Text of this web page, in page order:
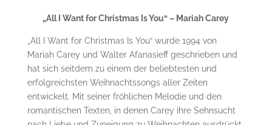
„All I Want for Christmas Is You“ – Mariah Carey
„All I Want for Christmas Is You“ wurde 1994 von
Mariah Carey und Walter Afanasieff geschrieben und
hat sich seitdem zu einem der beliebtesten und
erfolgreichsten Weihnachtssongs aller Zeiten
entwickelt. Mit seiner fröhlichen Melodie und den
romantischen Texten, in denen Carey ihre Sehnsucht